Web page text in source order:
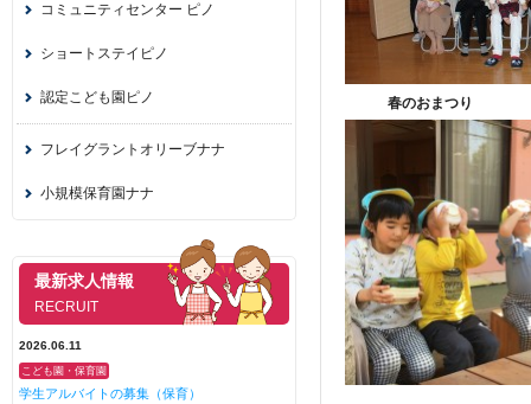
コミュニティセンター ピノ
ショートステイピノ
認定こども園ピノ
フレイグラントオリーブナナ
小規模保育園ナナ
最新求人情報
RECRUIT
2026.06.11
こども園・保育園
学生アルバイトの募集（保育）
春のおまつり